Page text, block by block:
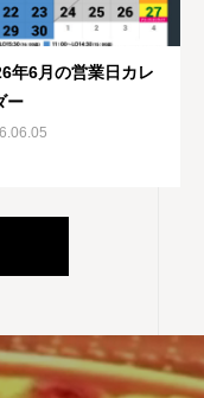
年6月の営業日カレ
ー